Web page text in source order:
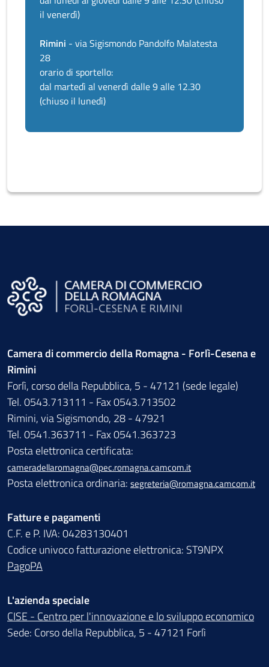
il venerdì)
Rimini - via Sigismondo Pandolfo Malatesta
28
orario di sportello:
dal martedì al venerdì dalle 9 alle 12.30
(chiuso il lunedì)
Camera di commercio della Romagna - Forlì-Cesena e
Rimini
Forlì, corso della Repubblica, 5 - 47121 (sede legale)
Tel. 0543.713111 - Fax 0543.713502
Rimini, via Sigismondo, 28 - 47921
Tel. 0541.363711 - Fax 0541.363723
Posta elettronica certificata:
cameradellaromagna@pec.romagna.camcom.it
Posta elettronica ordinaria: segreteria@romagna.camcom.it
Fatture e pagamenti
C.F. e P. IVA: 04283130401
Codice univoco fatturazione elettronica: ST9NPX
PagoPA
L'azienda speciale
CISE - Centro per l'innovazione e lo sviluppo economico
Sede: Corso della Repubblica, 5 - 47121 Forlì